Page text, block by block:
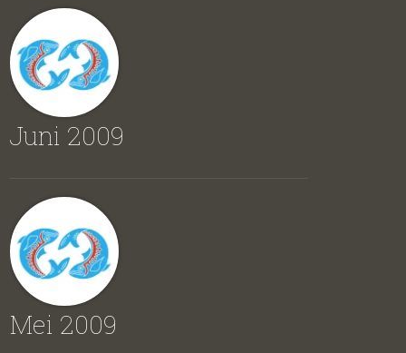
Juni 2009
Mei 2009